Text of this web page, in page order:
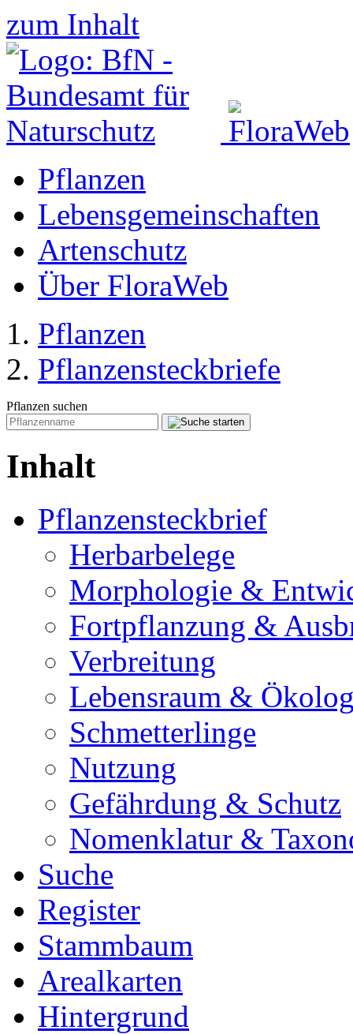
zum Inhalt
Pflanzen
Lebensgemeinschaften
Artenschutz
Über FloraWeb
Pflanzen
Pflanzensteckbriefe
Pflanzen suchen
Inhalt
Pflanzensteckbrief
Herbarbelege
Morphologie &
Fortpflanzung &
Verbreitung
Lebensraum &
Schmetterlinge
Nutzung
Gefährdung & Schutz
Nomenklatur &
Suche
Register
Stammbaum
Arealkarten
Hintergrund